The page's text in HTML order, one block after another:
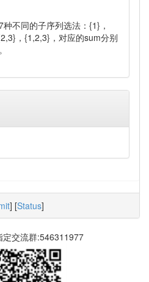
不同的子序列选法：{1}，
，{1,2,3}，对应的sum分别
] [Status]
定交流群:546311977